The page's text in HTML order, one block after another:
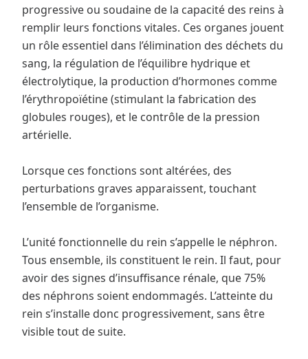
progressive ou soudaine de la capacité des reins à
remplir leurs fonctions vitales. Ces organes jouent
un rôle essentiel dans l’élimination des déchets du
sang, la régulation de l’équilibre hydrique et
électrolytique, la production d’hormones comme
l’érythropoïétine (stimulant la fabrication des
globules rouges), et le contrôle de la pression
artérielle.
Lorsque ces fonctions sont altérées, des
perturbations graves apparaissent, touchant
l’ensemble de l’organisme.
L’unité fonctionnelle du rein s’appelle le néphron.
Tous ensemble, ils constituent le rein. Il faut, pour
avoir des signes d’insuffisance rénale, que 75%
des néphrons soient endommagés. L’atteinte du
rein s’installe donc progressivement, sans être
visible tout de suite.